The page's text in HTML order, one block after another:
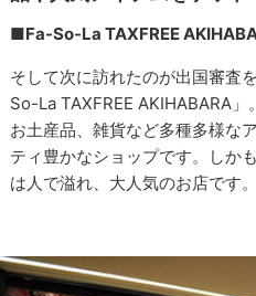
■Fa-So-La TAXFREE
そして次に訪れたのが出国審査
So-La TAXFREE AKIHABARA
お土産品、雑貨など多種多様な
ティ豊かなショップです。し
は人で溢れ、大人気のお店です。